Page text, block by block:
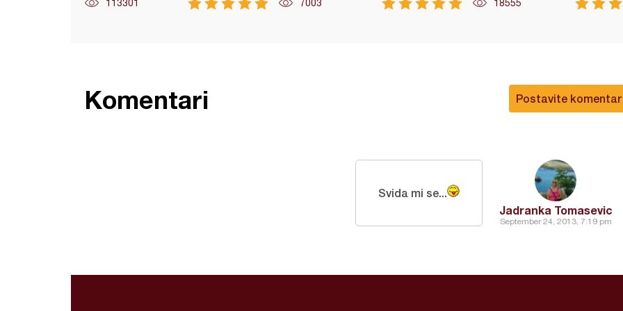
113301 7003 18555
Postavite komentar
Komentari
Jadranka Tomasevic
September 24, 2013, 7:19 pm
Svida mi se...